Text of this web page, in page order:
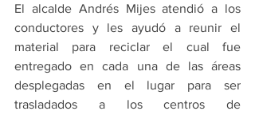
El alcalde Andrés Mijes atendió a los
conductores y les ayudó a reunir el
material para reciclar el cual fue
entregado en cada una de las áreas
desplegadas en el lugar para ser
trasladados a los centros de